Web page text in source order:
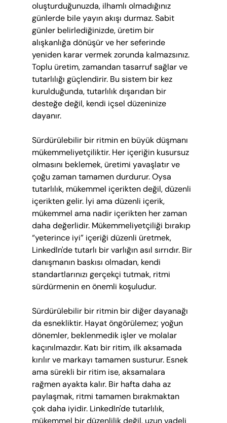
oluşturduğunuzda, ilhamlı olmadığınız
günlerde bile yayın akışı durmaz. Sabit
günler belirlediğinizde, üretim bir
alışkanlığa dönüşür ve her seferinde
yeniden karar vermek zorunda kalmazsınız.
Toplu üretim, zamandan tasarruf sağlar ve
tutarlılığı güçlendirir. Bu sistem bir kez
kurulduğunda, tutarlılık dışarıdan bir
desteğe değil, kendi içsel düzeninize
dayanır.
Sürdürülebilir bir ritmin en büyük düşmanı
mükemmeliyetçiliktir. Her içeriğin kusursuz
olmasını beklemek, üretimi yavaşlatır ve
çoğu zaman tamamen durdurur. Oysa
tutarlılık, mükemmel içerikten değil, düzenli
içerikten gelir. İyi ama düzenli içerik,
mükemmel ama nadir içerikten her zaman
daha değerlidir. Mükemmeliyetçiliği bırakıp
“yeterince iyi” içeriği düzenli üretmek,
LinkedIn'de tutarlı bir varlığın asıl sırrıdır. Bir
danışmanın baskısı olmadan, kendi
standartlarınızı gerçekçi tutmak, ritmi
sürdürmenin en önemli koşuludur.
Sürdürülebilir bir ritmin bir diğer dayanağı
da esnekliktir. Hayat öngörülemez; yoğun
dönemler, beklenmedik işler ve molalar
kaçınılmazdır. Katı bir ritim, ilk aksamada
kırılır ve markayı tamamen susturur. Esnek
ama sürekli bir ritim ise, aksamalara
rağmen ayakta kalır. Bir hafta daha az
paylaşmak, ritmi tamamen bırakmaktan
çok daha iyidir. LinkedIn'de tutarlılık,
mükemmel bir düzenlilik değil, uzun vadeli